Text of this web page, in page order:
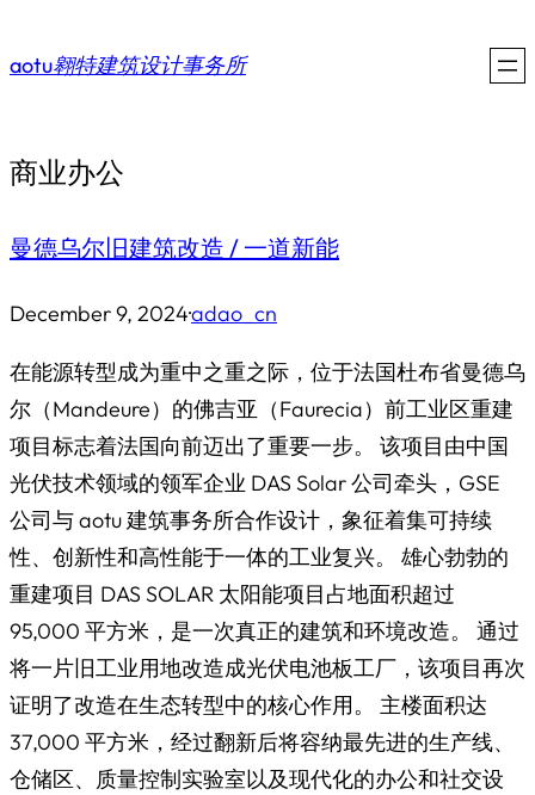
to
aotu翱特建筑设计事务所
商业办公
曼德乌尔旧建筑改造 / 一道新能
December 9, 2024·adao_cn
在能源转型成为重中之重之际，位于法国杜布省曼德乌
尔（Mandeure）的佛吉亚（Faurecia）前工业区重建
项目标志着法国向前迈出了重要一步。 该项目由中国
光伏技术领域的领军企业 DAS Solar 公司牵头，GSE
公司与 aotu 建筑事务所合作设计，象征着集可持续
性、创新性和高性能于一体的工业复兴。 雄心勃勃的
重建项目 DAS SOLAR 太阳能项目占地面积超过
95,000 平方米，是一次真正的建筑和环境改造。 通过
将一片旧工业用地改造成光伏电池板工厂，该项目再次
证明了改造在生态转型中的核心作用。 主楼面积达
37,000 平方米，经过翻新后将容纳最先进的生产线、
仓储区、质量控制实验室以及现代化的办公和社交设